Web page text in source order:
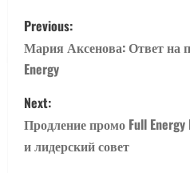
P
o
s
t
n
Previous:
Мария Аксенова: Ответ на
Energy
Next:
Продление промо Full
и лидерский совет